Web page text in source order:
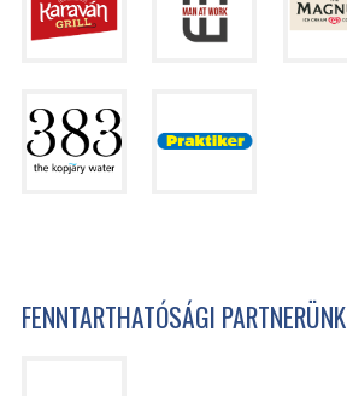
FENNTARTHATÓSÁGI PARTNERÜNK